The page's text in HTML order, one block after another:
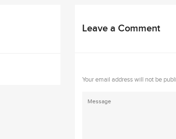
Leave a Comment
Your email address will not be